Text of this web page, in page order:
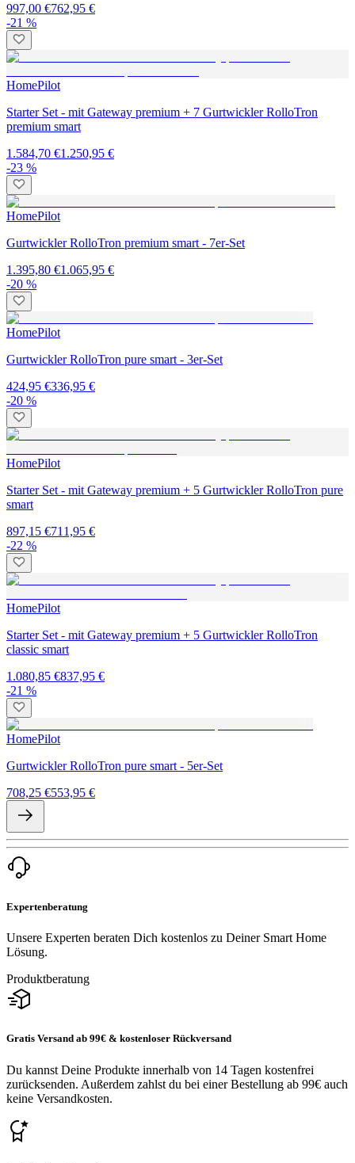
997,00 €762,95 €
-21 %
HomePilot
Starter Set - mit Gateway premium + 7 Gurtwickler RolloTron
premium smart
1.584,70 €1.250,95 €
-23 %
HomePilot
Gurtwickler RolloTron premium smart - 7er-Set
1.395,80 €1.065,95 €
-20 %
HomePilot
Gurtwickler RolloTron pure smart - 3er-Set
424,95 €336,95 €
-20 %
HomePilot
Starter Set - mit Gateway premium + 5 Gurtwickler RolloTron pure
smart
897,15 €711,95 €
-22 %
HomePilot
Starter Set - mit Gateway premium + 5 Gurtwickler RolloTron
classic smart
1.080,85 €837,95 €
-21 %
HomePilot
Gurtwickler RolloTron pure smart - 5er-Set
708,25 €553,95 €
Expertenberatung
Unsere Experten beraten Dich kostenlos zu Deiner Smart Home
Lösung.
Produktberatung
Gratis Versand ab 99€ & kostenloser Rückversand
Du kannst Deine Produkte innerhalb von 14 Tagen kostenfrei
zurücksenden. Außerdem zahlst du bei einer Bestellung ab 99€ auch
keine Versandkosten.